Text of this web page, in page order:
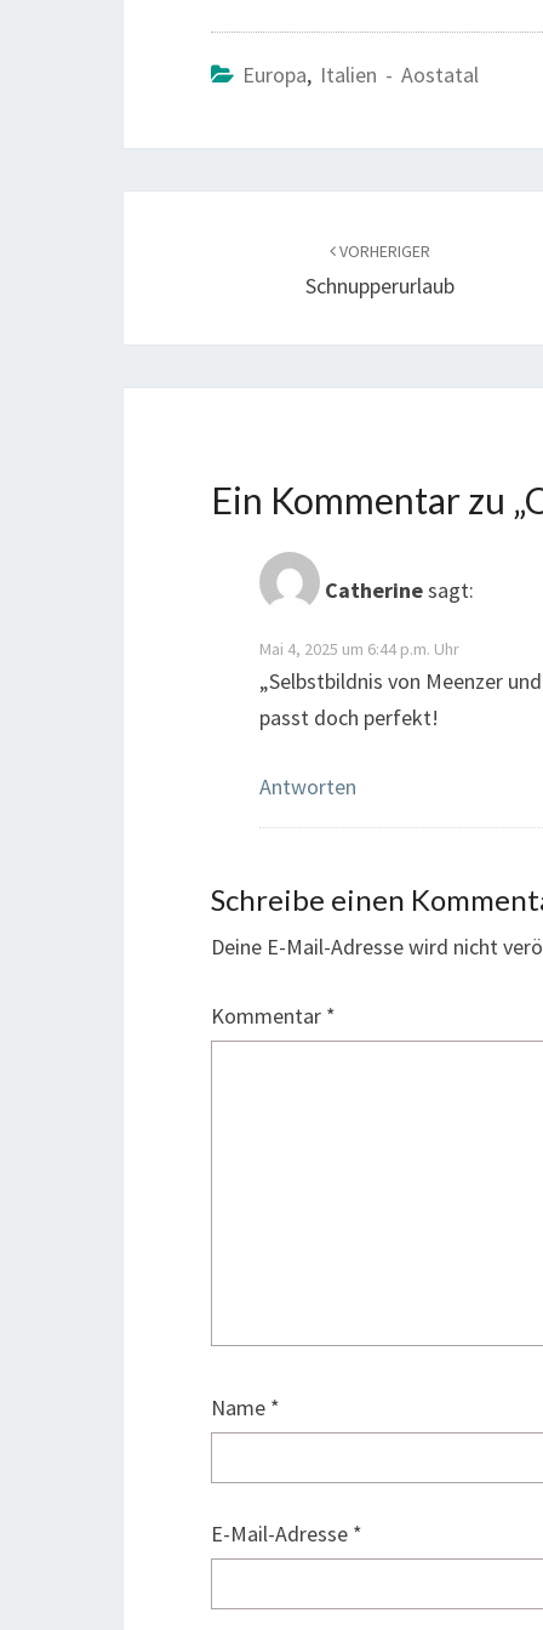
b
o
k
tt
er
Europa, Italien - Aostatal
VORHERIGER
Schnupperurlaub
Ein Kommentar zu „
Catherinesagt:
Mai 4, 2025 um 6:44 p.m. Uhr
„Selbstbildnis von Meenzer
passt doch perfekt!
Antworten
Schreibe einen
Deine E-Mail-Adresse wird nicht
Kommentar *
Name *
E-Mail-Adresse *